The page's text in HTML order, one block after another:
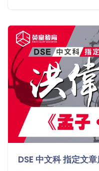
DSE 中文科 指定文